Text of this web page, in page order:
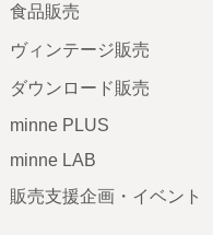
食品販売
ヴィンテージ販売
ダウンロード販売
minne PLUS
minne LAB
販売支援企画・イベント